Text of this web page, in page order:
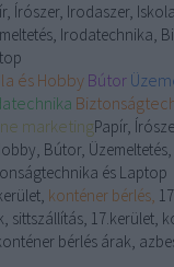
Írószer, Irodaszer,
Irodatechnika,
és HobbyBútor
marketingPapír,
Bútor,
és Laptop
konténer bérlés,
sittszállítás, 17.kerület,
bérlés árak,